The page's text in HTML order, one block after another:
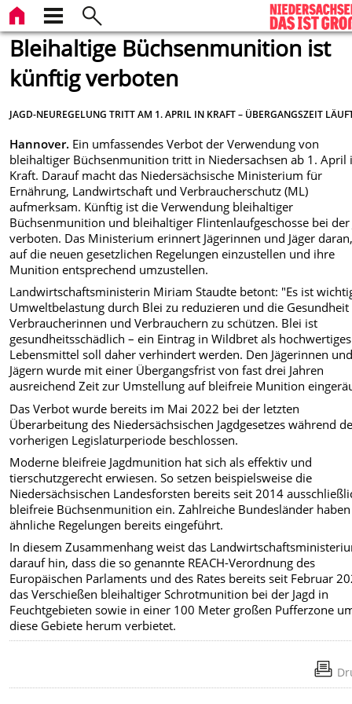
Bleihaltige Büchsenmunition ist
künftig verboten
JAGD-NEUREGELUNG TRITT AM 1. APRIL IN KRAFT – ÜBERGANGSZEIT
Hannover. Ein umfassendes Verbot der Verwendung von
bleihaltiger Büchsenmunition tritt in Niedersachsen ab 1. April
Kraft. Darauf macht das Niedersächsische Ministerium für
Ernährung, Landwirtschaft und Verbraucherschutz (ML)
aufmerksam. Künftig ist die Verwendung bleihaltiger
Büchsenmunition und bleihaltiger Flintenlaufgeschosse bei der
verboten. Das Ministerium erinnert Jägerinnen und Jäger
auf die neuen gesetzlichen Regelungen einzustellen und ihre
Munition entsprechend umzustellen.
Landwirtschaftsministerin Miriam Staudte betont: "Es ist
Umweltbelastung durch Blei zu reduzieren und die
Verbraucherinnen und Verbrauchern zu schützen. Blei ist
gesundheitsschädlich – ein Eintrag in Wildbret als hochwertiges
Lebensmittel soll daher verhindert werden. Den Jägerinnen
Jägern wurde mit einer Übergangsfrist von fast drei Jahren
ausreichend Zeit zur Umstellung auf bleifreie Munition
Das Verbot wurde bereits im Mai 2022 bei der letzten
Überarbeitung des Niedersächsischen Jagdgesetzes während
vorherigen Legislaturperiode beschlossen.
Moderne bleifreie Jagdmunition hat sich als effektiv und
tierschutzgerecht erwiesen. So setzen beispielsweise die
Niedersächsischen Landesforsten bereits seit 2014
bleifreie Büchsenmunition ein. Zahlreiche Bundesländer haben
ähnliche Regelungen bereits eingeführt.
In diesem Zusammenhang weist das
darauf hin, dass die so genannte REACH-Verordnung des
Europäischen Parlaments und des Rates bereits seit Februar
das Verschießen bleihaltiger Schrotmunition bei der Jagd in
Feuchtgebieten sowie in einer 100 Meter großen Pufferzone
diese Gebiete herum verbietet.